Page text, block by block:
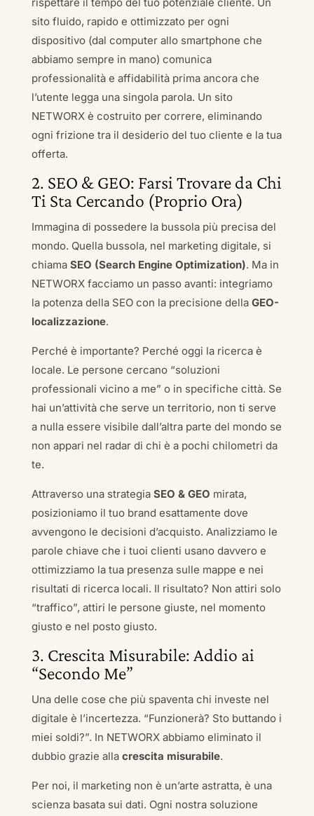
sito fluido, rapido e ottimizzato per ogni
dispositivo (dal computer allo smartphone che
abbiamo sempre in mano) comunica
professionalità e affidabilità prima ancora che
l’utente legga una singola parola. Un sito
NETWORX è costruito per correre, eliminando
ogni frizione tra il desiderio del tuo cliente e la tua
offerta.
2. SEO & GEO: Farsi Trovare da Chi
Ti Sta Cercando (Proprio Ora)
Immagina di possedere la bussola più precisa del
mondo. Quella bussola, nel marketing digitale, si
chiama SEO (Search Engine Optimization). Ma in
NETWORX facciamo un passo avanti: integriamo
la potenza della SEO con la precisione della GEO-
localizzazione.
Perché è importante? Perché oggi la ricerca è
locale. Le persone cercano “soluzioni
professionali vicino a me” o in specifiche città. Se
hai un’attività che serve un territorio, non ti serve
a nulla essere visibile dall’altra parte del mondo se
non appari nel radar di chi è a pochi chilometri da
te.
Attraverso una strategia SEO & GEO mirata,
posizioniamo il tuo brand esattamente dove
avvengono le decisioni d’acquisto. Analizziamo le
parole chiave che i tuoi clienti usano davvero e
ottimizziamo la tua presenza sulle mappe e nei
risultati di ricerca locali. Il risultato? Non attiri solo
“traffico”, attiri le persone giuste, nel momento
giusto e nel posto giusto.
3. Crescita Misurabile: Addio ai
“Secondo Me”
Una delle cose che più spaventa chi investe nel
digitale è l’incertezza. “Funzionerà? Sto buttando i
miei soldi?”. In NETWORX abbiamo eliminato il
dubbio grazie alla crescita misurabile.
Per noi, il marketing non è un’arte astratta, è una
scienza basata sui dati. Ogni nostra soluzione